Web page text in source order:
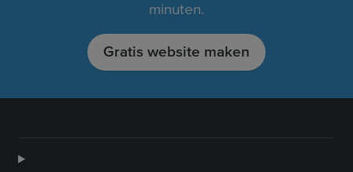
minuten.
Gratis website maken